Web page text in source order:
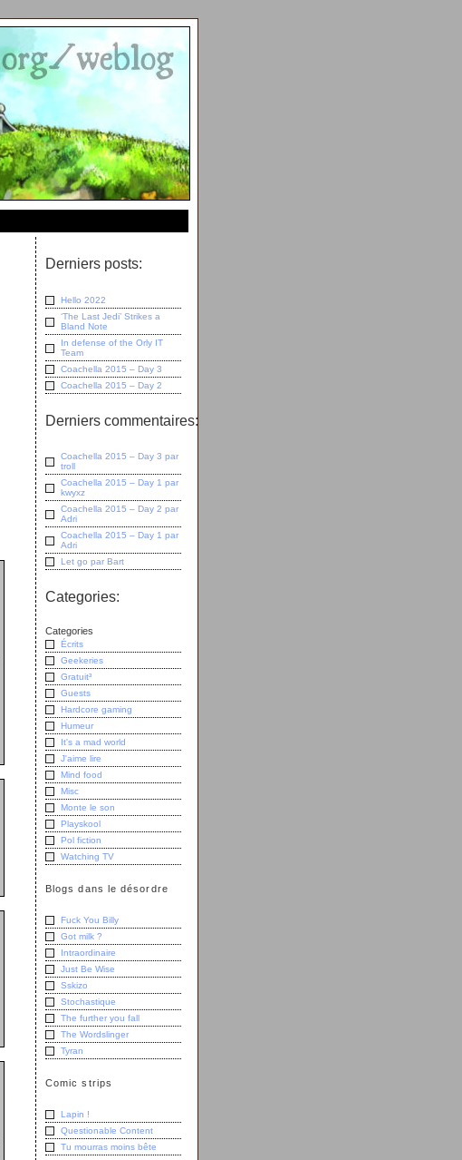
Derniers posts:
Hello 2022
‘The Last Jedi’ Strikes a
Bland Note
In defense of the Orly IT
Team
Coachella 2015 – Day 3
Coachella 2015 – Day 2
Derniers commentaires:
Coachella 2015 – Day 3 par
troll
Coachella 2015 – Day 1 par
kwyxz
Coachella 2015 – Day 2 par
Adri
Coachella 2015 – Day 1 par
Adri
Let go par Bart
Categories:
Categories
Écrits
Geekeries
Gratuit³
Guests
Hardcore gaming
Humeur
It's a mad world
J'aime lire
Mind food
Misc
Monte le son
Playskool
Pol fiction
Watching TV
Blogs dans le désordre
Fuck You Billy
Got milk ?
Intraordinaire
Just Be Wise
Sskizo
Stochastique
The further you fall
The Wordslinger
Tyran
Comic strips
Lapin !
Questionable Content
Tu mourras moins bête